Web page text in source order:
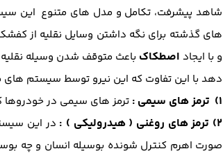
شاهد پیشرفت، تکامل و مدل های متنوع این
های گذشته برای نگه داشتن وسایل نقلیه از
و با ایجاد اصطکاک باعث متوقف شدن وسیله
دهد با این تفاوت که این نیرو توسط سیستم های
1) ترمز های سیمی : ترمز های سیمی در خودروها
2) ترمز های روغنی ( هیدرولیکی ) : در این
صورت اهرم کنترل شونده بوسیله انسان و چه